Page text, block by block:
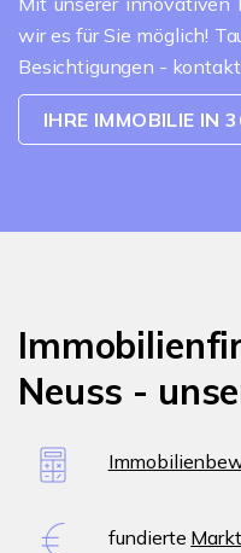
wir es für Sie möglich!
Besichtigungen -
IHRE IMMOBILIE IN
Neuss -
fundierte